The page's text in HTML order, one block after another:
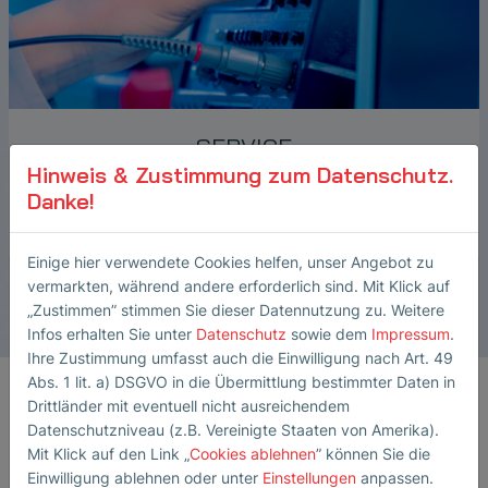
SERVICE
Berührungslose
Hinweis & Zustimmung zum Datenschutz.
Danke!
Einige hier verwendete Cookies helfen, unser Angebot zu
vermarkten, während andere erforderlich sind. Mit Klick auf
„Zustimmen” stimmen Sie dieser Datennutzung zu. Weitere
Infos erhalten Sie unter Datenschutz sowie dem Impressum.
Ihre Zustimmung umfasst auch die Einwilligung nach Art. 49
Abs. 1 lit. a) DSGVO in die Übermittlung bestimmter Daten in
Drittländer mit eventuell nicht ausreichendem
Datenschutzniveau (z.B. Vereinigte Staaten von Amerika).
Mit Klick auf den Link „Cookies ablehnen” können Sie die
Einwilligung ablehnen oder unter Einstellungen anpassen.